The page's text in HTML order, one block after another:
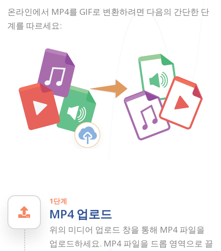
온라인에서 MP4를 GIF로 변환하려면 다음의 간단한 단
계를 따르세요:
1단계
MP4 업로드
위의 미디어 업로드 창을 통해 MP4 파일을
업로드하세요. MP4 파일을 드롭 영역으로 끌